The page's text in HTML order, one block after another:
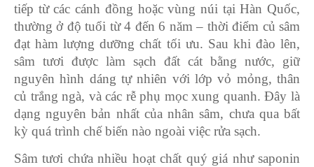
tiếp từ các cánh đồng hoặc vùng núi tại Hàn Quốc,
thường ở độ tuổi từ 4 đến 6 năm – thời điểm củ sâm
đạt hàm lượng dưỡng chất tối ưu. Sau khi đào lên,
sâm tươi được làm sạch đất cát bằng nước, giữ
nguyên hình dáng tự nhiên với lớp vỏ mỏng, thân
củ trắng ngà, và các rễ phụ mọc xung quanh. Đây là
dạng nguyên bản nhất của nhân sâm, chưa qua bất
kỳ quá trình chế biến nào ngoài việc rửa sạch.
Sâm tươi chứa nhiều hoạt chất quý giá như saponin